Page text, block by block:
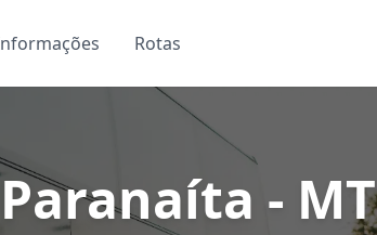
Rotas
- MT